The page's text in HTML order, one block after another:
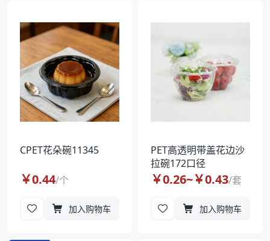
CPET花朵碗11345
￥0.44/个
加入购物车
PET高透明带盖花边沙
拉碗172口径
￥0.26~￥0.43/套
加入购物车